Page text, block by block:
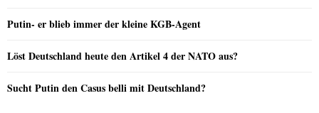
Putin- er blieb immer der kleine KGB-Agent
Löst Deutschland heute den Artikel 4 der NATO aus?
Sucht Putin den Casus belli mit Deutschland?